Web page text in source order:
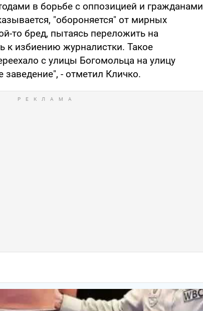
в борьбе с оппозицией и гражданами
"обороняется" от мирных
то бред, пытаясь переложить на
к избиению журналистки. Такое
с улицы Богомольца на улицу
заведение", - отметил Кличко.